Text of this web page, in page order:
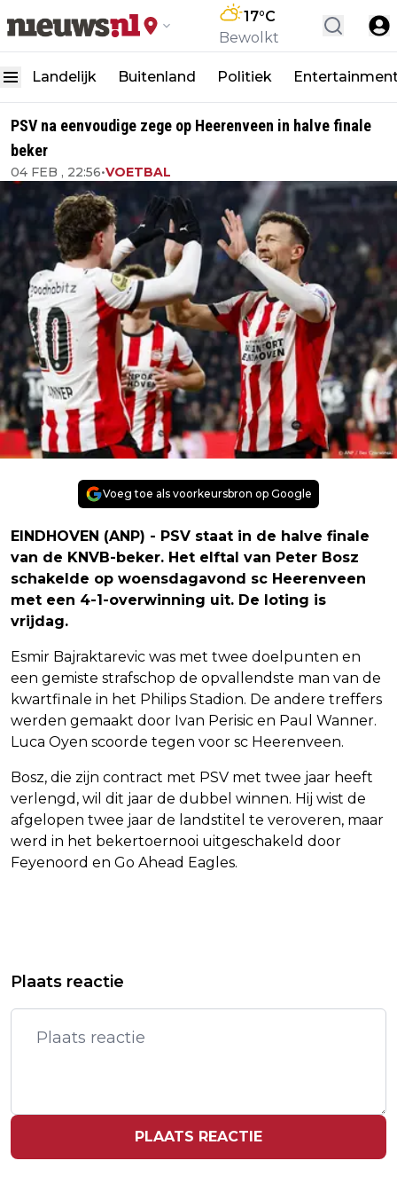
17°C
Bewolkt
Landelijk Buitenland Politiek
PSV na eenvoudige zege op Heerenveen in halve finale
beker
04 FEB , 22:56•VOETBAL
Voeg toe als voorkeursbron op Google
EINDHOVEN (ANP) - PSV staat in de halve finale
van de KNVB-beker. Het elftal van Peter Bosz
schakelde op woensdagavond sc Heerenveen
met een 4-1-overwinning uit. De loting is
vrijdag.
Esmir Bajraktarevic was met twee doelpunten en
een gemiste strafschop de opvallendste man van de
kwartfinale in het Philips Stadion. De andere treffers
werden gemaakt door Ivan Perisic en Paul Wanner.
Luca Oyen scoorde tegen voor sc Heerenveen.
Bosz, die zijn contract met PSV met twee jaar heeft
verlengd, wil dit jaar de dubbel winnen. Hij wist de
afgelopen twee jaar de landstitel te veroveren, maar
werd in het bekertoernooi uitgeschakeld door
Feyenoord en Go Ahead Eagles.
INVESTEERT FORS MEER IN AI-
MARIAH CAREY WIL GELD VAN
PLAGIAATBESCHULDIGER
Plaats reactie
PLAATS REACTIE